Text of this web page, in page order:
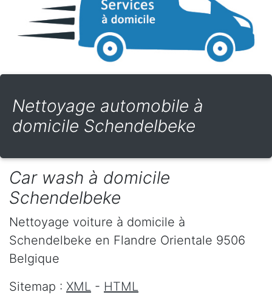
Nettoyage automobile à
domicile Schendelbeke
Car wash à domicile
Schendelbeke
Nettoyage voiture à domicile à
Schendelbeke en Flandre Orientale 9506
Belgique
Sitemap : XML - HTML